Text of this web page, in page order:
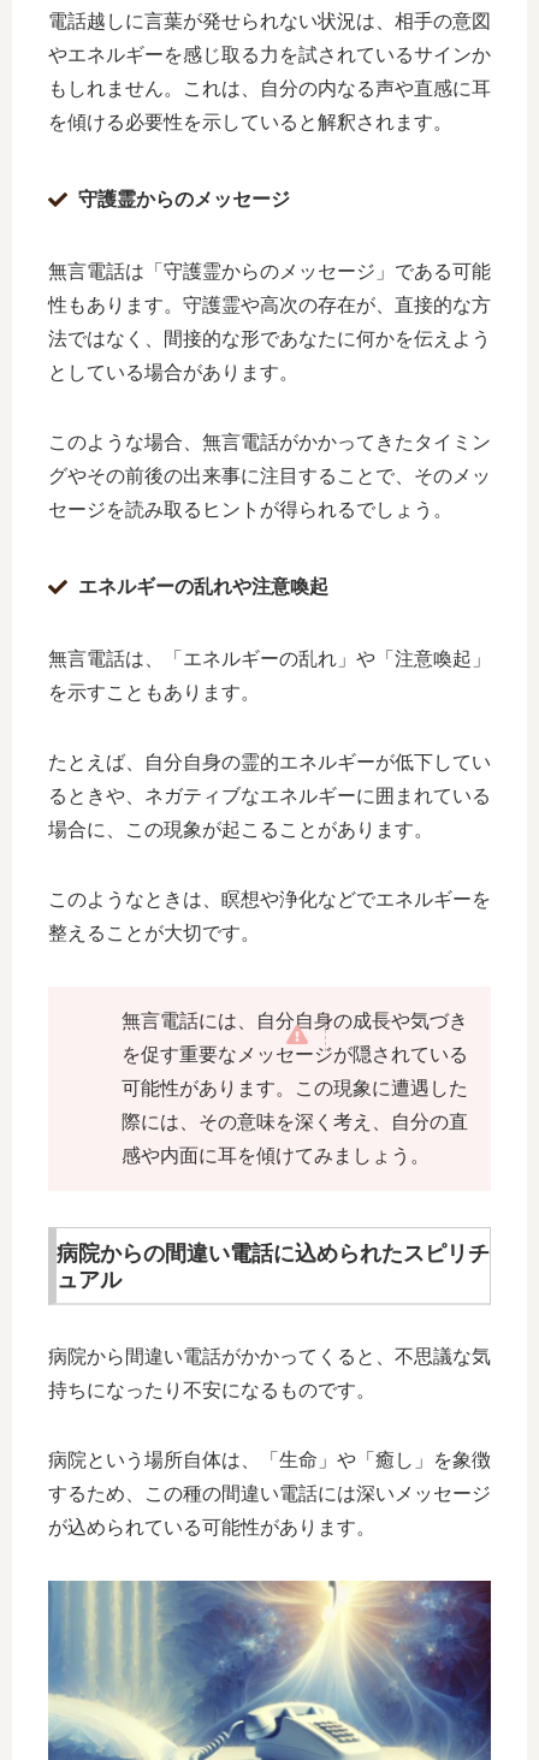
電話越しに言葉が発せられない状況は、相手の意図
やエネルギーを感じ取る力を試されているサインか
もしれません。これは、自分の内なる声や直感に耳
を傾ける必要性を示していると解釈されます。
守護霊からのメッセージ
無言電話は「守護霊からのメッセージ」である可能
性もあります。守護霊や高次の存在が、直接的な方
法ではなく、間接的な形であなたに何かを伝えよう
としている場合があります。
このような場合、無言電話がかかってきたタイミン
グやその前後の出来事に注目することで、そのメッ
セージを読み取るヒントが得られるでしょう。
エネルギーの乱れや注意喚起
無言電話は、「エネルギーの乱れ」や「注意喚起」
を示すこともあります。
たとえば、自分自身の霊的エネルギーが低下してい
るときや、ネガティブなエネルギーに囲まれている
場合に、この現象が起こることがあります。
このようなときは、瞑想や浄化などでエネルギーを
整えることが大切です。
無言電話には、自分自身の成長や気づき
を促す重要なメッセージが隠されている
可能性があります。この現象に遭遇した
際には、その意味を深く考え、自分の直
感や内面に耳を傾けてみましょう。
病院からの間違い電話に込められたスピリチ
ュアル
病院から間違い電話がかかってくると、不思議な気
持ちになったり不安になるものです。
病院という場所自体は、「生命」や「癒し」を象徴
するため、この種の間違い電話には深いメッセージ
が込められている可能性があります。